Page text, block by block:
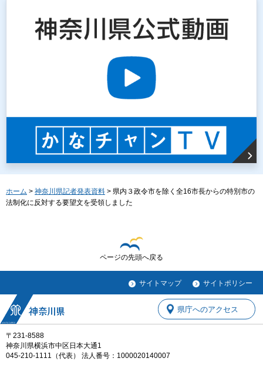
ホーム > 神奈川県記者発表資料 > 県内３政令市を除く全16市長からの特別市の
法制化に反対する要望文を受領しました
ページの先頭へ戻る
サイトマップ サイトポリシー
〒231-8588
神奈川県横浜市中区日本大通1
045-210-1111（代表） 法人番号：1000020140007
県庁へのアクセス